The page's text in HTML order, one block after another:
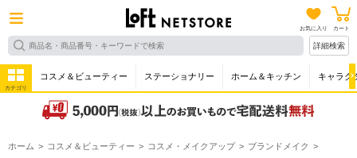
お気に入り カート
詳細検索
カテゴリ
コスメ＆ビューティー ステーショナリー ホーム＆キッチン キャラク
ホーム コスメ＆ビューティー コスメ・メイクアップ
ブランドメイク